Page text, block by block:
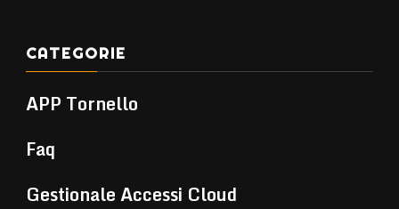
CATEGORIE
APP Tornello
Faq
Gestionale Accessi Cloud